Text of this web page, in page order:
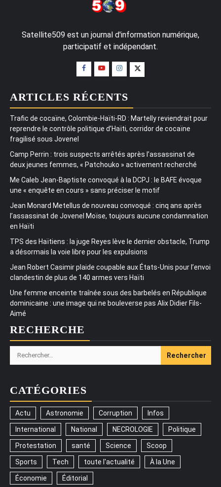
Satellite509 est un journal d'information numérique,
participatif et indépendant.
ARTICLES RÉCENTS
Trafic de cocaïne, Colombie-Haïti-RD : Martelly reviendrait pour
reprendre le contrôle politique d’Haïti, corridor de cocaïne
fragilisé sous Jovenel
Camp Perrin : trois suspects arrêtés après l’assassinat de
deux jeunes femmes, « Patchouko » activement recherché
Me Caleb Jean-Baptiste convoqué à la DCPJ : le BAFE évoque
une « enquête en cours » sans préciser le motif
Jean Monard Metellus de nouveau convoqué : cinq ans après
l’assassinat de Jovenel Moïse, toujours aucune condamnation
en Haïti
TPS des Haïtiens : la juge Reyes lève le dernier obstacle, Trump
a désormais la voie libre pour les expulsions
Jean Robert Casimir plaide coupable aux États-Unis pour l’envoi
clandestin de plus de 140 armes vers Haïti
Une femme enceinte traînée sous des barbelés en République
dominicaine : une image qui ne bouleverse pas Alix Didier Fils-
Aimé
RECHERCHE
Rechercher :
CATÉGORIES
Actu Astronomie Corruption Infos
International National NECROLOGIE Politique
Protestation santé Science Scoop
Sports Tech toute l'actualité À la Une
Économie Éditorial